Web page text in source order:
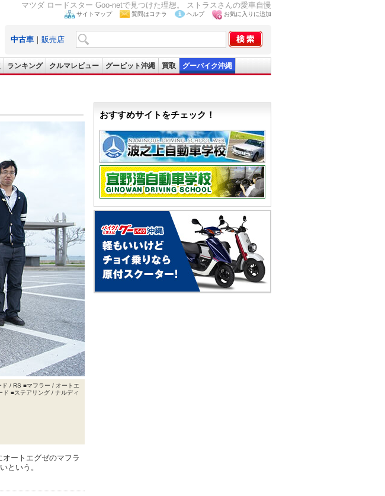
マツダ ロードスター Goo-netで見つけた理想。 ストラスさんの愛車自慢
サイトマップ 質問はコチラ ヘルプ お気に入りに追加
中古車 ｜ 販売店
ランキング クルマレビュー グーピット沖縄 買取 グーバイク沖縄
/ RS ■マフラー / オートエ
ド ■ステアリング / ナルディ
ートエグゼのマフラ
という。
おすすめサイトをチェック！